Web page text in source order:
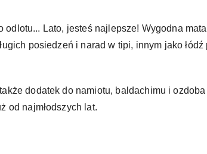
Lato, jesteś najlepsze! Wygodna
posiedzeń i narad w tipi, innym jako
dodatek do namiotu, baldachimu i
od najmłodszych lat.